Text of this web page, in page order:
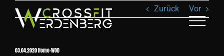
Inhalt
springen
Toggle
Zurück Vor
03.04.2020 Home-WOD